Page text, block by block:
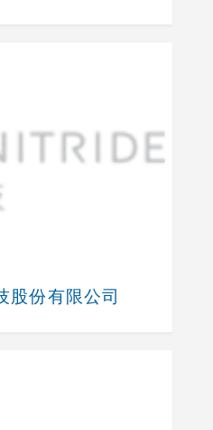
股份有限公司